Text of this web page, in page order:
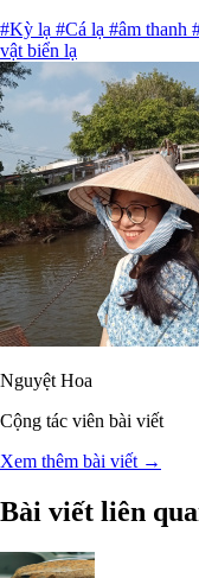
#Kỳ lạ #Cá lạ #âm thanh
vật biển lạ
Nguyệt Hoa
Cộng tác viên bài viết
Xem thêm bài viết →
Bài viết liên